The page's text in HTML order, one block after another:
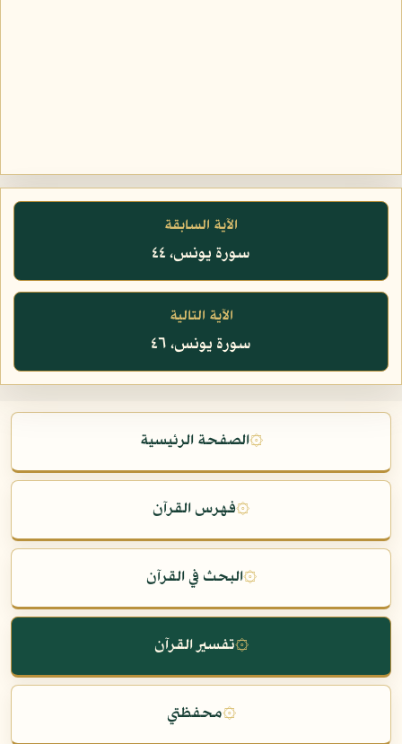
الآية السابقة
سورة يونس، ٤٤
الآية التالية
سورة يونس، ٤٦
۞الصفحة الرئيسية
۞فهرس القرآن
۞البحث في القرآن
۞تفسير القرآن
۞محفظتي